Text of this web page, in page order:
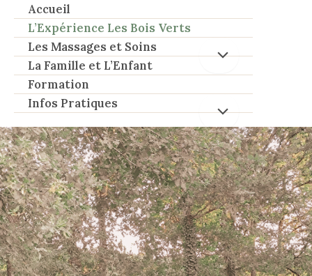
contenu
Accueil
L’Expérience Les Bois Verts
Les Massages et Soins
La Famille et L’Enfant
Formation
Infos Pratiques
Audrey Fauga – Artisan Masseur à Lucmau, près de
Bazas